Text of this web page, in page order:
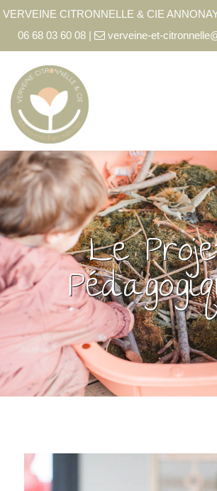
VERVEINE CITRONNELLE & CIE
06 68 03 60 08 |
verveine-et-
Le